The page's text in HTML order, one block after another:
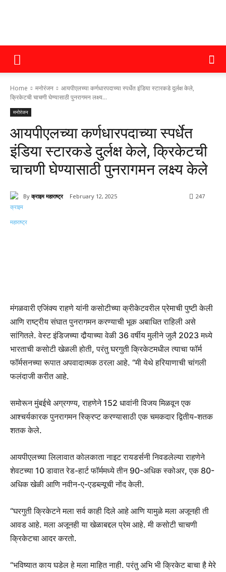
क्राइम
महाराष्ट्र
Home मनोरंजन
आयपीएलच्या कर्णधारपदाच्या स्पर्धेत इंडिया स्टारकडे दुर्लक्ष केले,
क्रिकेटची चाचणी घेण्यासाठी पुनरागमन लक्ष्य...
मनोरंजन
आयपीएलच्या कर्णधारपदाच्या स्पर्धेत
इंडिया स्टारकडे दुर्लक्ष केले, क्रिकेटची
चाचणी घेण्यासाठी पुनरागमन लक्ष्य केले
By क्राइम महाराष्ट्र February 12, 2025 247
मंगळवारी एजिंक्य राहणे यांनी कसोटीच्या क्रीकेटवरील प्रेमाची पुष्टी केली
आणि राष्ट्रीय संघात पुनरागमन करण्याची भूक अबाधित राहिली असे
सांगितले. वेस्ट इंडिजच्या दौर्‍याच्या वेळी 36 वर्षीय मुलीने जुलै 2023 मध्ये
भारताची कसोटी खेळली होती, परंतु घरगुती क्रिकेटमधील त्याचा फॉर्म
फॉर्मसनच्या रूपात अपवादात्मक ठरला आहे. “मी येथे हरियाणाची चांगली
फलंदाजी करीत आहे.
समोरून मुंबईचे अग्रगण्य, राहणेने 152 धावांनी विजय मिळवून एक
आश्चर्यकारक पुनरागमन स्क्रिप्ट करण्यासाठी एक चमकदार द्वितीय-शतक
शतक केले.
आयपीएलच्या लिलावात कोलकाता नाइट रायडर्सनी निवडलेल्या राहणेने
शेवटच्या 10 डावात रेड-हार्ट फॉर्ममध्ये तीन 90-अधिक स्कोअर, एक 80-
अधिक खेळी आणि नवीन-ए-एडब्ल्यूची नोंद केली.
“घरगुती क्रिकेटने मला सर्व काही दिले आहे आणि यामुळे मला अजूनही ती
आवड आहे. मला अजूनही या खेळाबद्दल प्रेम आहे. मी कसोटी चाचणी
क्रिकेटचा आदर करतो.
“भविष्यात काय घडेल हे मला माहित नाही. परंतु अभि भी क्रिकेट बाचा है मेरे